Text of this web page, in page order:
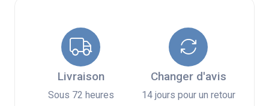
Livraison
Sous 72 heures
Changer d'avis
14 jours pour un retour